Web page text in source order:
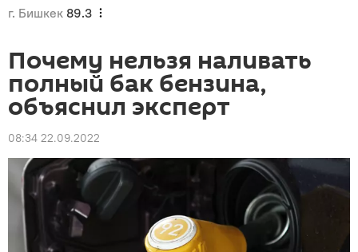
г. Бишкек 89.3
Почему нельзя наливать
полный бак бензина,
объяснил эксперт
08:34 22.09.2022